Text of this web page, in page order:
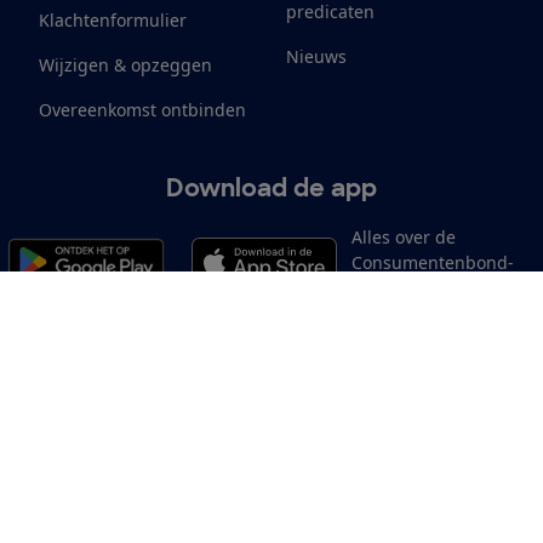
Klachtenformulier
Wijzigen & opzeggen
Overeenkomst ontbinden
predicaten
Nieuws
Download de app
Alles over de
Consumentenbond-